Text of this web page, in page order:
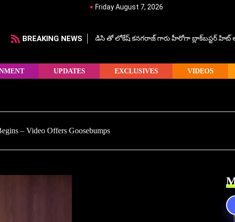
Friday August 7, 2026
BREAKING NEWS డిసి తో లోకేష్ కనగరాజ్ గారు హీరోగా బ్లాక్‌బస్టర్ హిట్
UPDATES EXCLUSIVES VIDEOS
– Video Offers Goosebumps